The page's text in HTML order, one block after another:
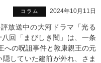
コラム 2024年10月11日
放送中の大河ドラマ「光る
回「まびしき闇」は、一条
への呪詛事件と敦康親王の元
していた建前が外れ、さま